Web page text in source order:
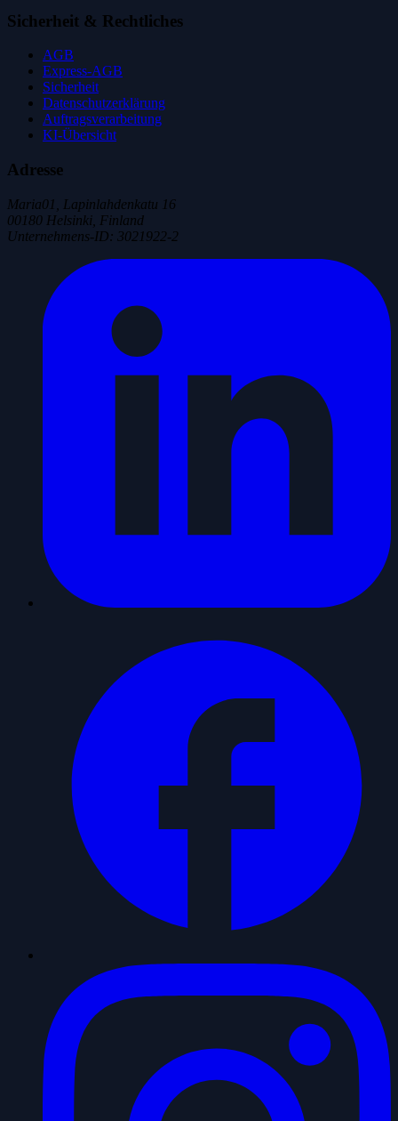
Sicherheit & Rechtliches
AGB
Express-AGB
Sicherheit
Datenschutzerklärung
Auftragsverarbeitung
KI-Übersicht
Adresse
Maria01, Lapinlahdenkatu 16
00180 Helsinki, Finland
Unternehmens-ID: 3021922-2